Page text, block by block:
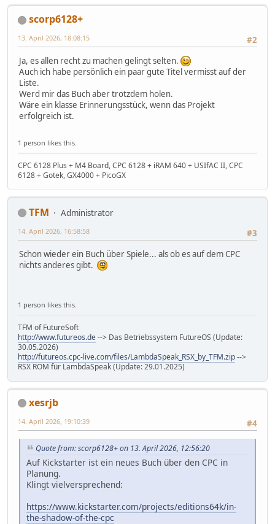
scorp6128+
#2
13. April 2026, 18:08:15
Ja, es allen recht zu machen gelingt selten.
Auch ich habe persönlich ein paar gute Titel vermisst auf der
Liste.
Werd mir das Buch aber trotzdem holen.
Wäre ein klasse Erinnerungsstück, wenn das Projekt
erfolgreich ist.
1 person likes this.
CPC 6128 Plus + M4 Board, CPC 6128 + iRAM 640 + USIfAC II, CPC
6128 + Gotek, GX4000 + PicoGX
TFM
Administrator
#3
14. April 2026, 16:58:58
Schon wieder ein Buch über Spiele... als ob es auf dem CPC
nichts anderes gibt.
1 person likes this.
TFM of FutureSoft
http://www.futureos.de--> Das Betriebssystem FutureOS (Update:
30.05.2026)
http://futureos.cpc-live.com/files/LambdaSpeak_RSX_by_TFM.zip-->
RSX ROM für LambdaSpeak (Update: 29.01.2025)
xesrjb
#4
14. April 2026, 19:10:39
Quote from: scorp6128+ on 13. April 2026, 12:56:20
Auf Kickstarter ist ein neues Buch über den CPC in
Planung.
Klingt vielversprechend:
https://www.kickstarter.com/projects/editions64k/in-
the-shadow-of-the-cpc